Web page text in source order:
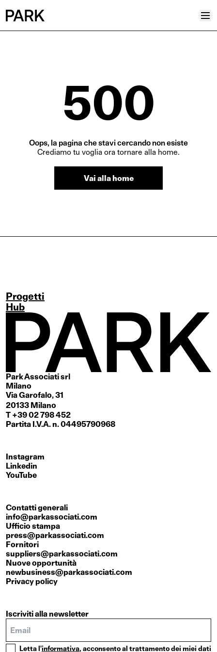
Reinventing Heritage
Collettivo
Editoriali
500
Oops, la pagina che stavi cercando non esiste
Crediamo tu voglia ora tornare alla home.
Vai alla home
Progetti
Hub
Park Associati srl
Milano
Via Garofalo, 31
20133 Milano
T +39 02 798 452
Partita I.V.A. n. 04495790968
Instagram
Linkedin
YouTube
Contatti generali
info@parkassociati.com
Ufficio stampa
press@parkassociati.com
Fornitori
suppliers@parkassociati.com
Nuove opportunità
newbusiness@parkassociati.com
Privacy policy
Iscriviti alla newsletter
Letta l'informativa, acconsento al trattamento dei miei dati